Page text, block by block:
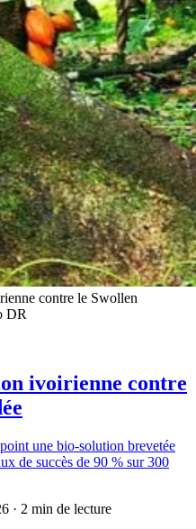
contre le Swollen
DR
ivoirienne contre
une bio-solution brevetée
de succès de 90 % sur 300
· 2 min de lecture